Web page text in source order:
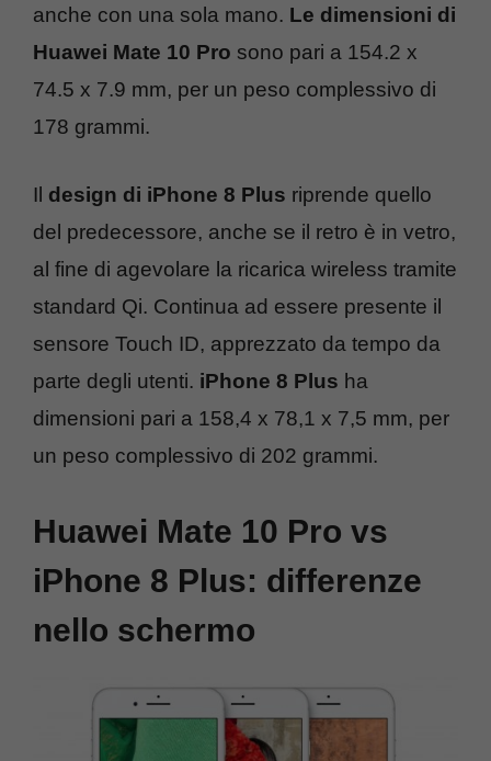
anche con una sola mano. Le dimensioni di
Huawei Mate 10 Pro sono pari a 154.2 x
74.5 x 7.9 mm, per un peso complessivo di
178 grammi.
Il design di iPhone 8 Plus riprende quello
del predecessore, anche se il retro è in vetro,
al fine di agevolare la ricarica wireless tramite
standard Qi. Continua ad essere presente il
sensore Touch ID, apprezzato da tempo da
parte degli utenti. iPhone 8 Plus ha
dimensioni pari a 158,4 x 78,1 x 7,5 mm, per
un peso complessivo di 202 grammi.
Huawei Mate 10 Pro vs
iPhone 8 Plus: differenze
nello schermo